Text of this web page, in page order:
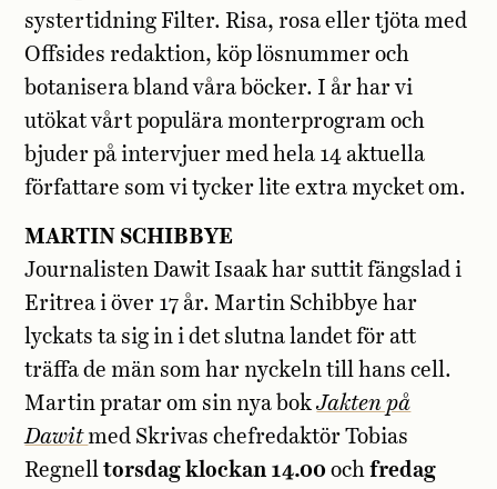
systertidning Filter. Risa, rosa eller tjöta med
Offsides redaktion, köp lösnummer och
botanisera bland våra böcker. I år har vi
utökat vårt populära monterprogram och
bjuder på intervjuer med hela 14 aktuella
författare som vi tycker lite extra mycket om.
MARTIN SCHIBBYE
Journalisten Dawit Isaak har suttit fängslad i
Eritrea i över 17 år. Martin Schibbye har
lyckats ta sig in i det slutna landet för att
träffa de män som har nyckeln till hans cell.
Martin pratar om sin nya bokJakten på
Dawit med Skrivas chefredaktör Tobias
Regnelltorsdag klockan 14.00 ochfredag